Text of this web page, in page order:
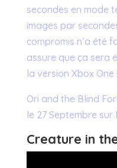
secondes en mode
images par
compromis n’a été
assure que ça sera
la version Xbox One !
Ori and the Blind
le 27 Septembre sur
Creature in